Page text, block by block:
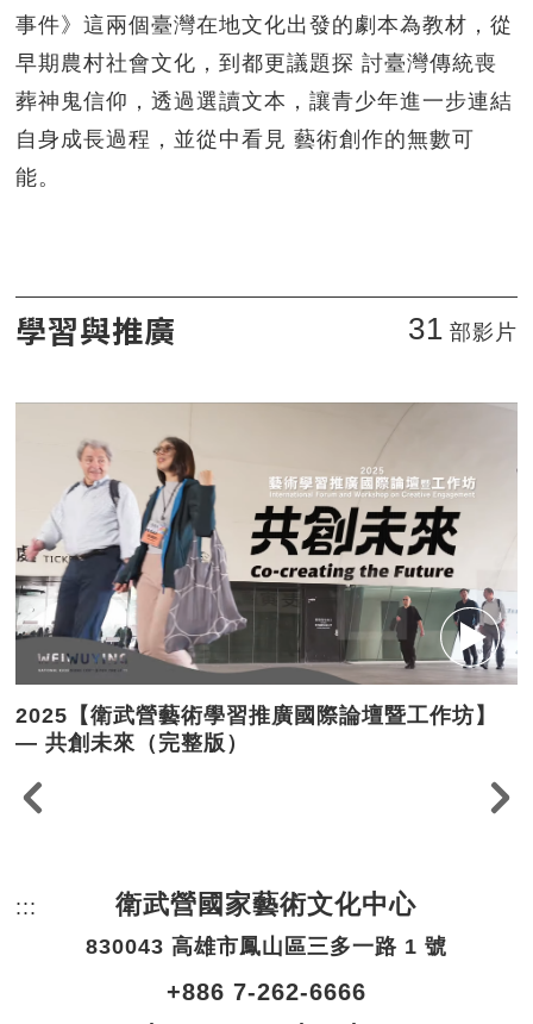
事件》這兩個臺灣在地文化出發的劇本為教材，從
早期農村社會文化，到都更議題探 討臺灣傳統喪
葬神鬼信仰，透過選讀文本，讓青少年進一步連結
自身成長過程，並從中看見 藝術創作的無數可
能。
學習與推廣 31 部影片
2025【衛武營藝術學習推廣國際論壇暨工作坊】
— 共創未來（完整版）
::: 頁尾網站資訊。
衛武營國家藝術文化中心
830043 高雄市鳳山區三多一路 1 號
+886 7-262-6666